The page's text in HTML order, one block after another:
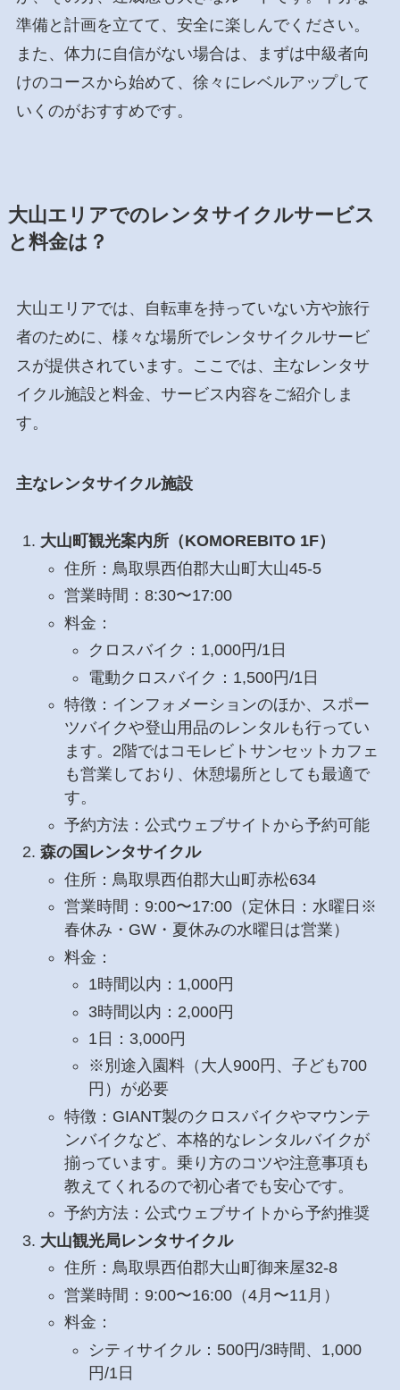
準備と計画を立てて、安全に楽しんでください。
また、体力に自信がない場合は、まずは中級者向
けのコースから始めて、徐々にレベルアップして
いくのがおすすめです。
大山エリアでのレンタサイクルサービス
と料金は？
大山エリアでは、自転車を持っていない方や旅行
者のために、様々な場所でレンタサイクルサービ
スが提供されています。ここでは、主なレンタサ
イクル施設と料金、サービス内容をご紹介しま
す。
主なレンタサイクル施設
大山町観光案内所（KOMOREBITO 1F）
住所：鳥取県西伯郡大山町大山45-5
営業時間：8:30〜17:00
料金：
クロスバイク：1,000円/1日
電動クロスバイク：1,500円/1日
特徴：インフォメーションのほか、スポー
ツバイクや登山用品のレンタルも行ってい
ます。2階ではコモレビトサンセットカフェ
も営業しており、休憩場所としても最適で
す。
予約方法：公式ウェブサイトから予約可能
森の国レンタサイクル
住所：鳥取県西伯郡大山町赤松634
営業時間：9:00〜17:00（定休日：水曜日※
春休み・GW・夏休みの水曜日は営業）
料金：
1時間以内：1,000円
3時間以内：2,000円
1日：3,000円
※別途入園料（大人900円、子ども700
円）が必要
特徴：GIANT製のクロスバイクやマウンテ
ンバイクなど、本格的なレンタルバイクが
揃っています。乗り方のコツや注意事項も
教えてくれるので初心者でも安心です。
予約方法：公式ウェブサイトから予約推奨
大山観光局レンタサイクル
住所：鳥取県西伯郡大山町御来屋32-8
営業時間：9:00〜16:00（4月〜11月）
料金：
シティサイクル：500円/3時間、1,000
円/1日